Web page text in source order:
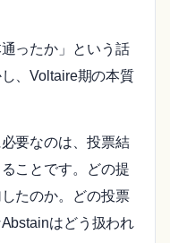
ったか」という話
、Voltaire期の本質
要なのは、投票結
ことです。どの提
たのか。どの投票
はどう扱われ